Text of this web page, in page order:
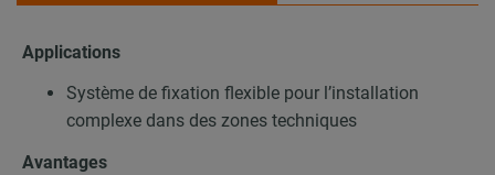
Applications
Système de fixation flexible pour l’installation
complexe dans des zones techniques
Avantages